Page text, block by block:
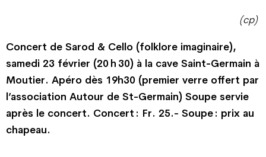
(cp)
Concert de Sarod & Cello (folklore imaginaire),
samedi 23 février (20 h 30) à la cave Saint-Germain à
Moutier. Apéro dès 19h30 (premier verre offert par
l’association Autour de St-Germain) Soupe servie
après le concert. Concert : Fr. 25.- Soupe : prix au
chapeau.